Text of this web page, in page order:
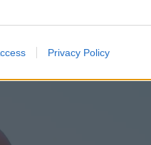
Privacy Policy